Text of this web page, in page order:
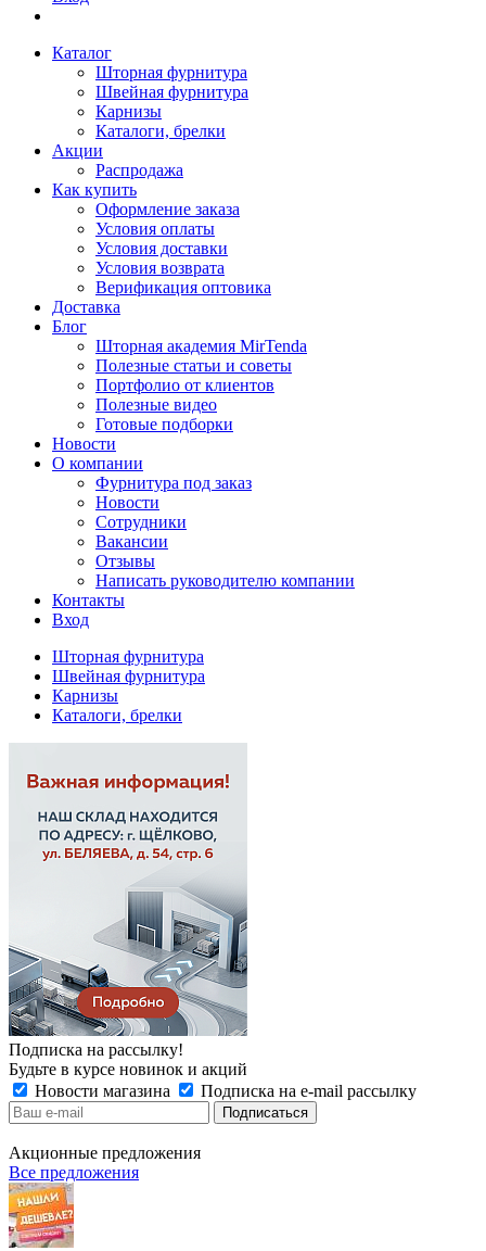
Каталог
Шторная фурнитура
Швейная фурнитура
Карнизы
Каталоги, брелки
Акции
Распродажа
Как купить
Оформление заказа
Условия оплаты
Условия доставки
Условия возврата
Верификация оптовика
Доставка
Блог
Шторная академия MirTenda
Полезные статьи и советы
Портфолио от клиентов
Полезные видео
Готовые подборки
Новости
О компании
Фурнитура под заказ
Новости
Сотрудники
Вакансии
Отзывы
Написать руководителю компании
Контакты
Вход
Шторная фурнитура
Швейная фурнитура
Карнизы
Каталоги, брелки
Подписка на рассылку!
Будьте в курсе новинок и акций
Новости магазина
Подписка на e-mail рассылку
Акционные предложения
Все предложения